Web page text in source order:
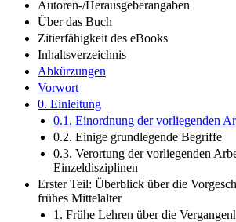
Autoren-/Herausgeberangaben
Über das Buch
Zitierfähigkeit des eBooks
Inhaltsverzeichnis
Abkürzungen
Vorwort
0. Einleitung
0.1. Einordnung der vorliegenden
0.2. Einige grundlegende Begriffe
0.3. Verortung der vorliegenden
Einzeldisziplinen
Erster Teil: Überblick über die
frühes Mittelalter
1. Frühe Lehren über die